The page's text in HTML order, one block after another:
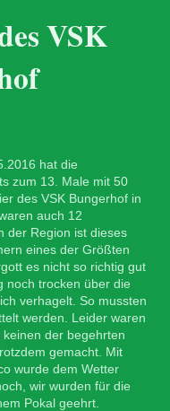
VSK
hat die
zum 13. Male mit 50
des VSK Bungerhof in
auch 12
der Region ist dieses
eines der Größten
es nicht so richtig gut
noch trocken über die
verhagelt. So mussten
werden. Leider waren
der begehrten
gemacht. Mit
wurde dem Wetter
wir wurden für die
Pokal geehrt.